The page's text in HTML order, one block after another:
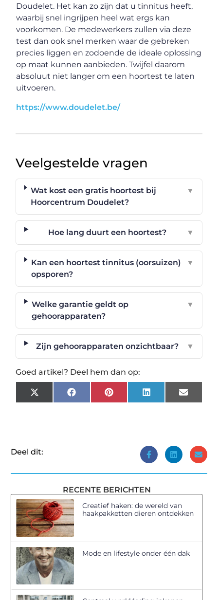
Doudelet. Het kan zo zijn dat u tinnitus heeft,
waarbij snel ingrijpen heel wat ergs kan
voorkomen. De medewerkers zullen via deze
test dan ook snel merken waar de gebreken
precies liggen en zodoende de ideale oplossing
op maat kunnen aanbieden. Twijfel daarom
absoluut niet langer om een hoortest te laten
uitvoeren.
https://www.doudelet.be/
Veelgestelde vragen
Wat kost een gratis hoortest bij
Hoorcentrum Doudelet?
▼
Hoe lang duurt een hoortest? ▼
Kan een hoortest tinnitus (oorsuizen)
opsporen?
▼
Welke garantie geldt op
gehoorapparaten?
▼
Zijn gehoorapparaten onzichtbaar? ▼
Goed artikel? Deel hem dan op:
X
(Twitter)
FacebookPinterestLinkedInEmail
Deel dit:
RECENTE BERICHTEN
Creatief haken: de wereld van
haakpakketten dieren ontdekken
Mode en lifestyle onder één dak